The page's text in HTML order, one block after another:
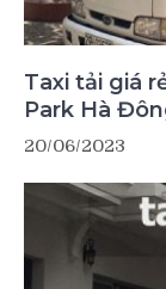
Taxi tải giá
Park Hà
20/06/2023